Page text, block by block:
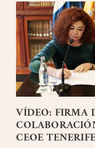
VÍDEO: FIRMA
CEOE